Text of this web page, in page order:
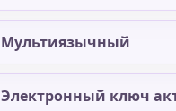
Мультиязычный
Электронный ключ